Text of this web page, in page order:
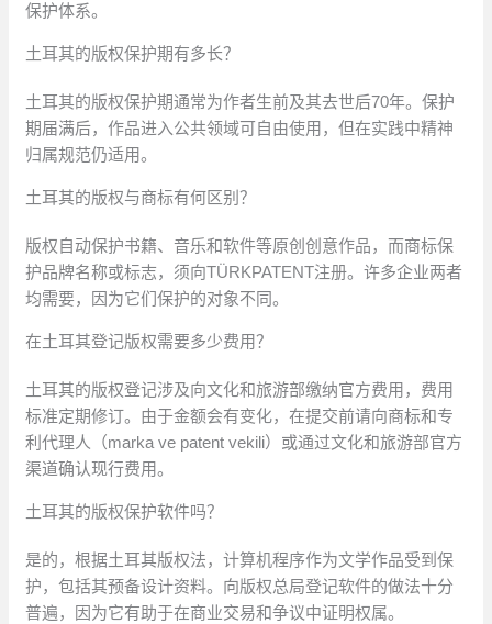
保护体系。
土耳其的版权保护期有多长？
土耳其的版权保护期通常为作者生前及其去世后70年。保护
期届满后，作品进入公共领域可自由使用，但在实践中精神
归属规范仍适用。
土耳其的版权与商标有何区别？
版权自动保护书籍、音乐和软件等原创创意作品，而商标保
护品牌名称或标志，须向TÜRKPATENT注册。许多企业两者
均需要，因为它们保护的对象不同。
在土耳其登记版权需要多少费用？
土耳其的版权登记涉及向文化和旅游部缴纳官方费用，费用
标准定期修订。由于金额会有变化，在提交前请向商标和专
利代理人（marka ve patent vekili）或通过文化和旅游部官方
渠道确认现行费用。
土耳其的版权保护软件吗？
是的，根据土耳其版权法，计算机程序作为文学作品受到保
护，包括其预备设计资料。向版权总局登记软件的做法十分
普遍，因为它有助于在商业交易和争议中证明权属。